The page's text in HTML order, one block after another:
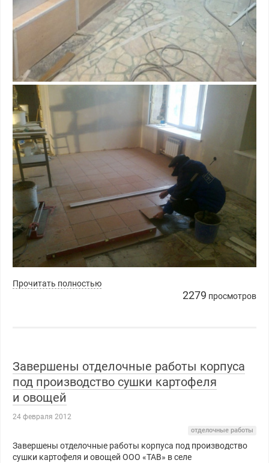
Прочитать полностью
2279 просмотров
Завершены отделочные работы корпуса
под производство сушки картофеля
и овощей
24 февраля 2012
отделочные работы
Завершены отделочные работы корпуса под производство
сушки картофеля и овощей ООО «ТАВ» в селе